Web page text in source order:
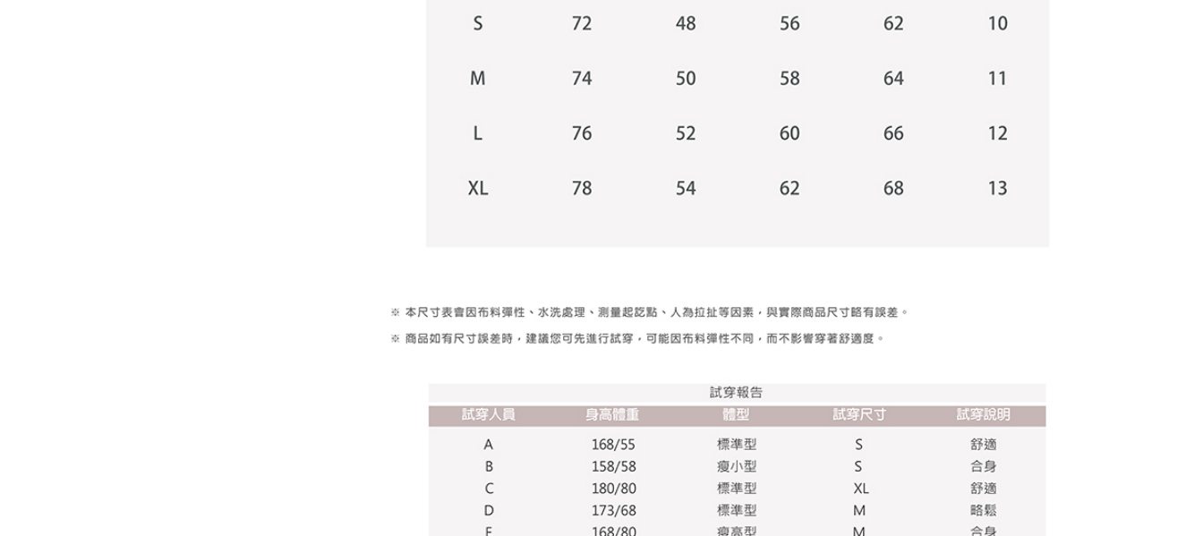
【Penerangan Kaedah Pembayaran】
pembayaran selepas tarikh penyelesaian bulanan.
2. Melalui pautan SMS untuk membuka bil, anda boleh memilih untuk
saluran lain.
1. Perkhidmatan ini disediakan oleh "Taiwan Mobile Co., Ltd." untuk
membolehkan pengguna membeli produk atau perkhidmatan melalui
Mobile untuk pengumpulan, pemprosesan dan penggunaan, untuk
ansuran oleh Taiwan Mobile.